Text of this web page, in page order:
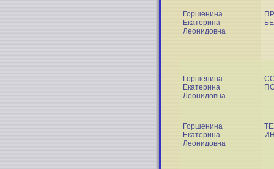
Горшенина
Екатерина
Леонидовна
Горшенина
Екатерина
Леонидовна
Горшенина
Екатерина
Леонидовна